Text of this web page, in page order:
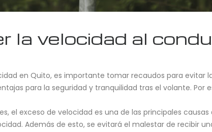
la velocidad al
en Quito, es importante tomar recaudos para evitar
para la seguridad y tranquilidad tras el volante. Por
el exceso de velocidad es una de las principales
Además de esto, se evitará el malestar de recibir